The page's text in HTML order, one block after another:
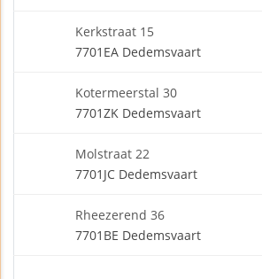
Kerkstraat 15
7701EA Dedemsvaart
Kotermeerstal 30
7701ZK Dedemsvaart
Molstraat 22
7701JC Dedemsvaart
Rheezerend 36
7701BE Dedemsvaart